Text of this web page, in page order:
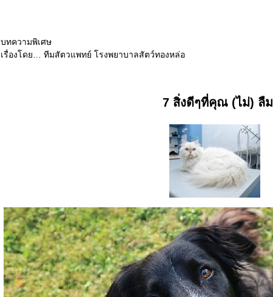
บทความพิเศษ
เรื่องโดย… ทีมสัตวแพทย์ โรงพยาบาลสัตว์ทองหล่อ
7 สิ่งดีๆที่คุณ (ไม่) ลืม